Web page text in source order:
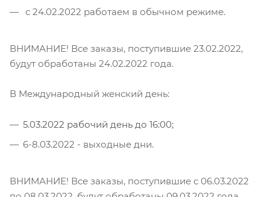
с 24.02.2022 работаем в обычном режиме.
ВНИМАНИЕ! Все заказы, поступившие 23.02.2022,
будут обработаны 24.02.2022 года.
В Международный женский день:
5.03.2022 рабочий день до 16:00;
6-8.03.2022 - выходные дни.
ВНИМАНИЕ! Все заказы, поступившие с 06.03.2022